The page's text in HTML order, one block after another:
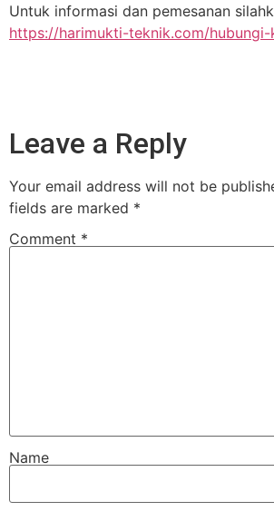
Untuk informasi dan pemesanan
https://harimukti-teknik.com/hubungi-
Leave a Reply
Your email address will not be
fields are marked *
Comment *
Name